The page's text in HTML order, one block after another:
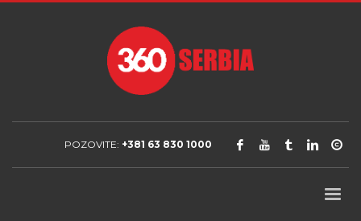
POZOVITE: +381 63 830 1000